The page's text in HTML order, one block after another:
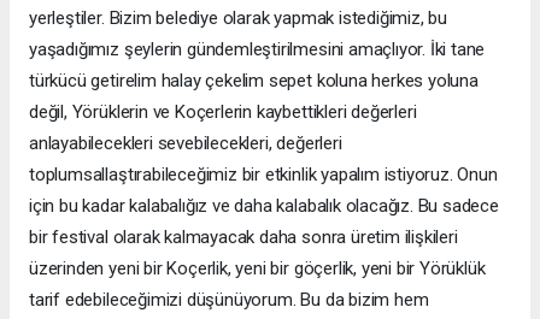
yerleştiler. Bizim belediye olarak yapmak istediğimiz, bu
yaşadığımız şeylerin gündemleştirilmesini amaçlıyor. İki tane
türkücü getirelim halay çekelim sepet koluna herkes yoluna
değil, Yörüklerin ve Koçerlerin kaybettikleri değerleri
anlayabilecekleri sevebilecekleri, değerleri
toplumsallaştırabileceğimiz bir etkinlik yapalım istiyoruz. Onun
için bu kadar kalabalığız ve daha kalabalık olacağız. Bu sadece
bir festival olarak kalmayacak daha sonra üretim ilişkileri
üzerinden yeni bir Koçerlik, yeni bir göçerlik, yeni bir Yörüklük
tarif edebileceğimizi düşünüyorum. Bu da bizim hem